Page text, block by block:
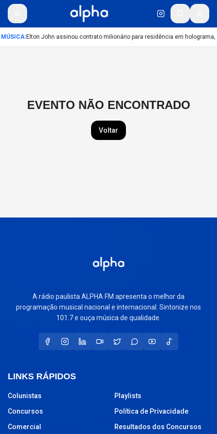
MÚSICA:Elton John assinou contrato milionário para residência em
EVENTO NÃO ENCONTRADO
Voltar
A rádio paulista ALPHA FM apresenta o melhor da
programação musical nacional e internacional. Sintonize nos
101.7 e ouça música de qualidade.
LINKS RÁPIDOS
Colunistas
Concursos
Comercial
Playlists
Política de Privacidade
Resultados dos Concursos